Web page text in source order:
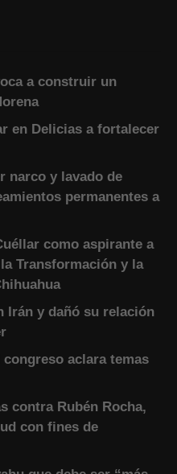
a construir un
en Delicias a fortalecer
narco y lavado de
permanentes a
como aspirante a
Transformación y la
Irán y dañó su relación
aclara temas
contra Rubén Rocha,
con fines de